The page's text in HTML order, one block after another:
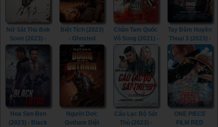
Nữ Sát Thủ Bok
Soon (2023) -
(2023)
Biệt Tích (2023)
- Ghosted
(2023)
Chân Tam Quốc
Vô Song (2021) -
Dynasty
Warriors (2021)
Tay Đấm Huyền
Thoại 3 (2023) -
Creed III (2023)
Hoa Sen Đen
(2023) - Black
Người Dơi:
Gotham Diệt
Câu Lạc Bộ Sát
Thủ (2023) -
ONE PIECE
FILM RED